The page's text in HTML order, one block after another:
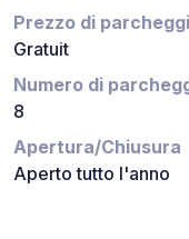
Prezzo di
Gratuit
Numero di
8
Apertura/Chiusura
Aperto tutto l'anno